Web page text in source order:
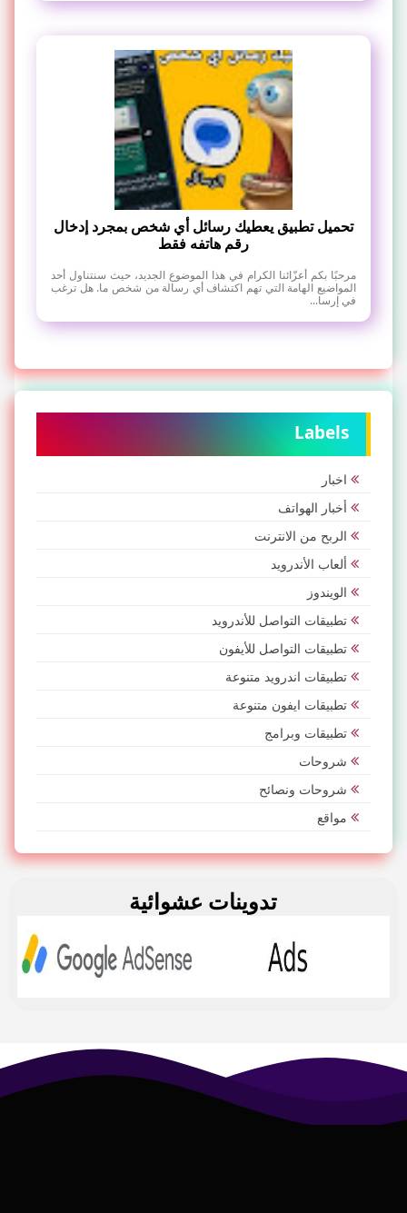
تحميل تطبيق يعطيك رسائل أي شخص بمجرد إدخال
رقم هاتفه فقط
مرحبًا بكم أعزّائنا الكرام في هذا الموضوع الجديد، حيث سنتناول أحد
المواضيع الهامة التي تهم اكتشاف أي رسالة من شخص ما. هل ترغب
في إرسا...
Labels
اخبار
أخبار الهواتف
الربح من الانترنت
ألعاب الأندرويد
الويندوز
تطبيقات التواصل للأندرويد
تطبيقات التواصل للأيفون
تطبيقات اندرويد متنوعة
تطبيقات ايفون متنوعة
تطبيقات وبرامج
شروحات
شروحات ونصائح
مواقع
تدوينات عشوائية